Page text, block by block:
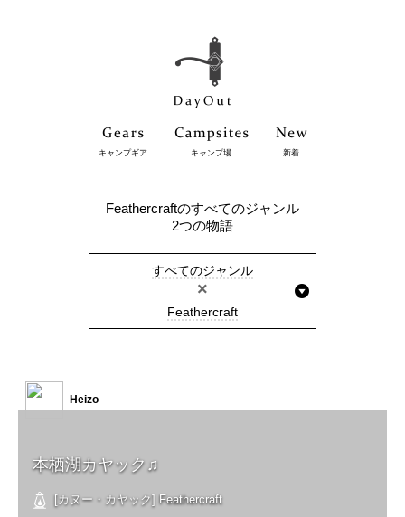
キャンプギア キャンプ場 新着
Feathercraftのすべてのジャンル
2つの物語
すべてのジャンル
×
Feathercraft
本栖湖カヤック♫
[カヌー・カヤック] Feathercraft
Heizo